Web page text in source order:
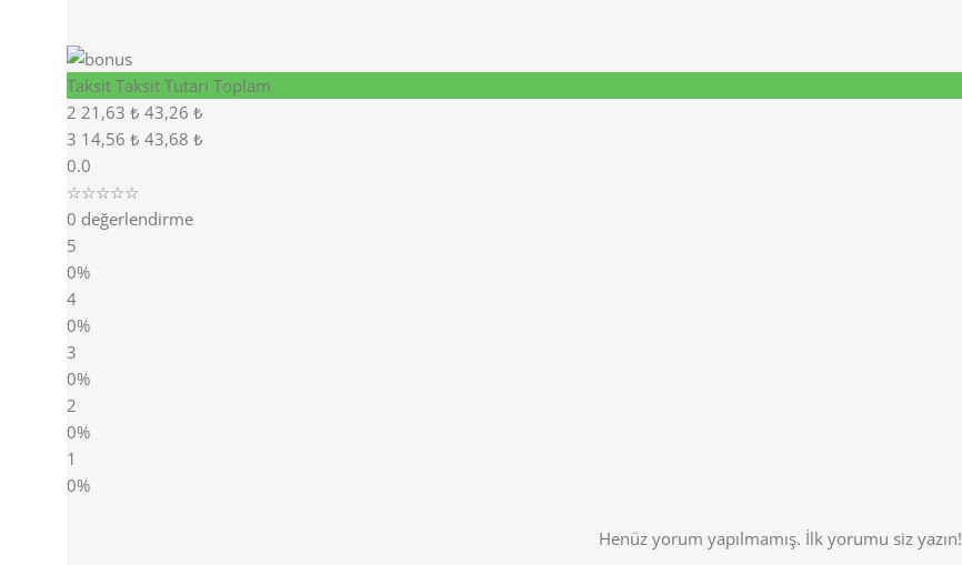
Taksit Taksit Tutarı Toplam
2 21,63 ₺ 43,26 ₺
3 14,56 ₺ 43,68 ₺
0.0
☆☆☆☆☆
0 değerlendirme
5
0%
4
0%
3
0%
2
0%
1
0%
Henüz yorum yapılmamış. İlk yorumu siz yazın!